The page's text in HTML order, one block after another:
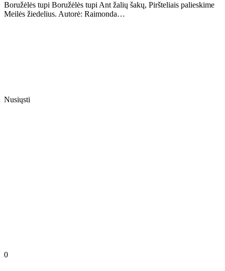
Boružėlės tupi Boružėlės tupi Ant žalių šakų, Piršteliais palieskime
Meilės žiedelius. Autorė: Raimonda…
Nusiųsti
0